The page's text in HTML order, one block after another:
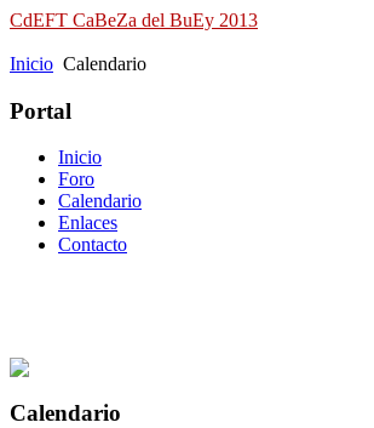
CdEFT CaBeZa del BuEy 2013
Inicio Calendario
Portal
Inicio
Foro
Calendario
Enlaces
Contacto
Calendario